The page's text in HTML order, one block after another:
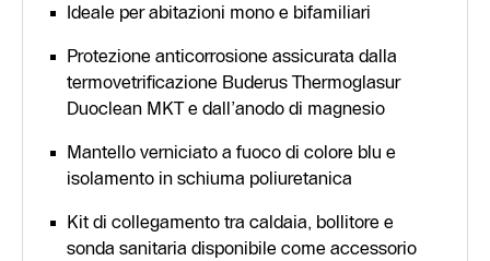
Ideale per abitazioni mono e bifamiliari
Protezione anticorrosione assicurata dalla
termovetrificazione Buderus Thermoglasur
Duoclean MKT e dall’anodo di magnesio
Mantello verniciato a fuoco di colore blu e
isolamento in schiuma poliuretanica
Kit di collegamento tra caldaia, bollitore e
sonda sanitaria disponibile come accessorio